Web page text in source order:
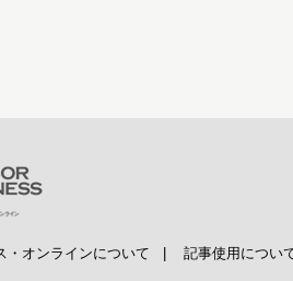
・オンラインについて 記事使用につい